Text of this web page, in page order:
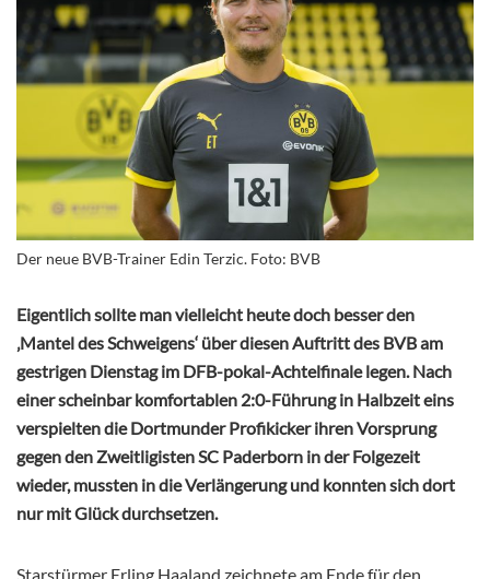
Der neue BVB-Trainer Edin Terzic. Foto: BVB
Eigentlich sollte man vielleicht heute doch besser den
‚Mantel des Schweigens‘ über diesen Auftritt des BVB am
gestrigen Dienstag im DFB-pokal-Achtelfinale legen. Nach
einer scheinbar komfortablen 2:0-Führung in Halbzeit eins
verspielten die Dortmunder Profikicker ihren Vorsprung
gegen den Zweitligisten SC Paderborn in der Folgezeit
wieder, mussten in die Verlängerung und konnten sich dort
nur mit Glück durchsetzen.
Starstürmer Erling Haaland zeichnete am Ende für den